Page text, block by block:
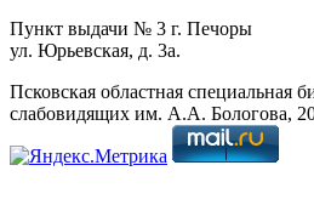
Пункт выдачи № 3 г. Печоры
ул. Юрьевская, д. 3а.
Псковская областная специальная
слабовидящих им. А.А. Бологова,